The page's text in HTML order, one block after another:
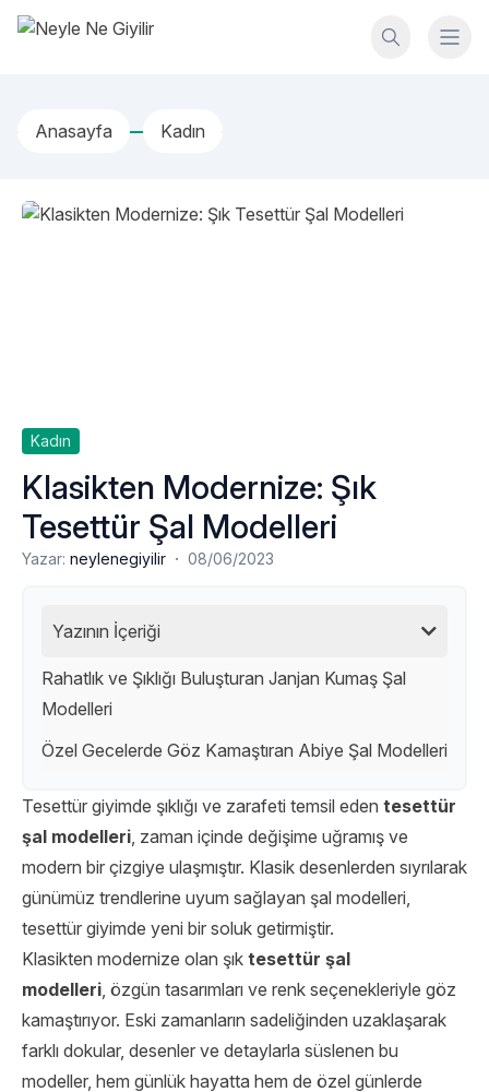
İçeriğe geç
Neyle Ne Giyilir
Anasayfa Kadın
Kadın
Klasikten Modernize: Şık
Tesettür Şal Modelleri
Yazar: neylenegiyilir · 08/06/2023
Yazının İçeriği
Rahatlık ve Şıklığı Buluşturan Janjan Kumaş Şal
Modelleri
Özel Gecelerde Göz Kamaştıran Abiye Şal Modelleri
Tesettür giyimde şıklığı ve zarafeti temsil eden tesettür
şal modelleri, zaman içinde değişime uğramış ve
modern bir çizgiye ulaşmıştır. Klasik desenlerden sıyrılarak
günümüz trendlerine uyum sağlayan şal modelleri,
tesettür giyimde yeni bir soluk getirmiştir.
Klasikten modernize olan şık tesettür şal
modelleri, özgün tasarımları ve renk seçenekleriyle göz
kamaştırıyor. Eski zamanların sadeliğinden uzaklaşarak
farklı dokular, desenler ve detaylarla süslenen bu
modeller, hem günlük hayatta hem de özel günlerde